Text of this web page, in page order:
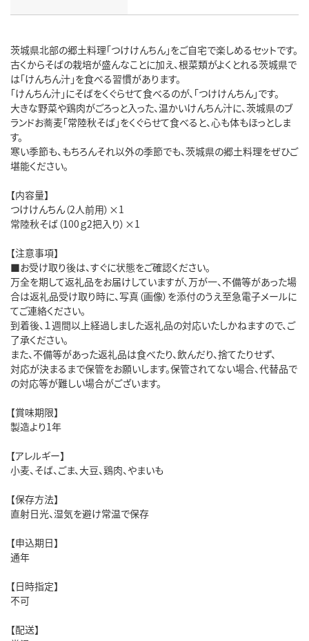
茨城県北部の郷土料理「つけけんちん」をご自宅で楽しめるセットです。
古くからそばの栽培が盛んなことに加え、根菜類がよくとれる茨城県で
は「けんちん汁」を食べる習慣があります。
「けんちん汁」にそばをくぐらせて食べるのが、「つけけんちん」です。
大きな野菜や鶏肉がごろっと入った、温かいけんちん汁に、茨城県のブ
ランドお蕎麦「常陸秋そば」をくぐらせて食べると、心も体もほっとしま
す。
寒い季節も、もちろんそれ以外の季節でも、茨城県の郷土料理をぜひご
堪能ください。
【内容量】
つけけんちん（2人前用）×1
常陸秋そば（100ｇ2把入り）×1
【注意事項】
■お受け取り後は、すぐに状態をご確認ください。
万全を期して返礼品をお届けしていますが、万が一、不備等があった場
合は返礼品受け取り時に、写真（画像）を添付のうえ至急電子メールに
てご連絡ください。
到着後、１週間以上経過しました返礼品の対応いたしかねますので、ご
了承ください。
また、不備等があった返礼品は食べたり、飲んだり、捨てたりせず、
対応が決まるまで保管をお願いします。保管されてない場合、代替品で
の対応等が難しい場合がございます。
【賞味期限】
製造より1年
【アレルギー】
小麦、そば、ごま、大豆、鶏肉、やまいも
【保存方法】
直射日光、湿気を避け常温で保存
【申込期日】
通年
【日時指定】
不可
【配送】